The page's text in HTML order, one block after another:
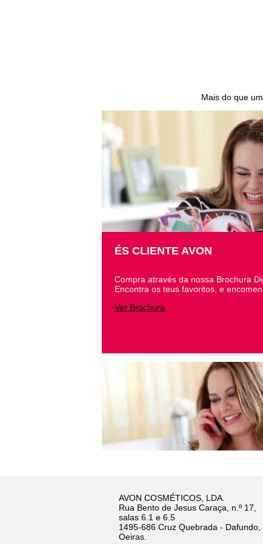
Mais do que
ÉS CLIENTE AVON
Compra através da nossa Brochura
Encontra os teus favoritos, e
Ver Brochura
AVON COSMÉTICOS, LDA.
Rua Bento de Jesus Caraça, n.º 17,
salas 6.1 e 6.5
1495-686 Cruz Quebrada - Dafundo,
Oeiras.